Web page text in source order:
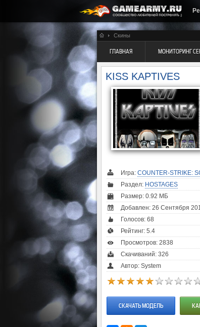
Скины
ГЛАВНАЯ МОНИТОРИНГ
KISS KAPTIVES
Игра: COUNTER-STRIKE:
Раздел: HOSTAGES
Размер: 0.92 МБ
Добавлен: 26 Сентября
Голосов: 68
Рейтинг: 5.4
Просмотров: 2838
Скачиваний: 326
Автор: System
СКАЧАТЬ МОДЕЛЬ